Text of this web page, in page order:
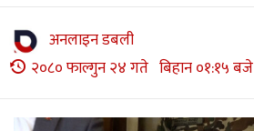
अनलाइन डबली
२०८० फाल्गुन २४ गते बिहान ०१:१५ बजे